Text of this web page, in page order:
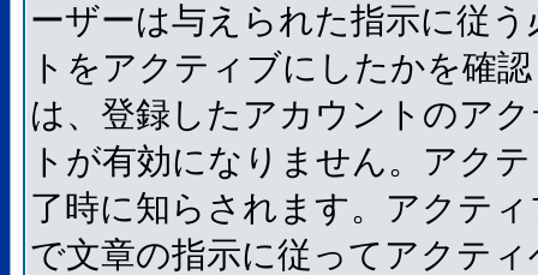
ーザーは与えられた指示に従
トをアクティブにしたかを確
は、登録したアカウントのア
トが有効になりません。アク
了時に知らされます。アクテ
で文章の指示に従ってアクテ